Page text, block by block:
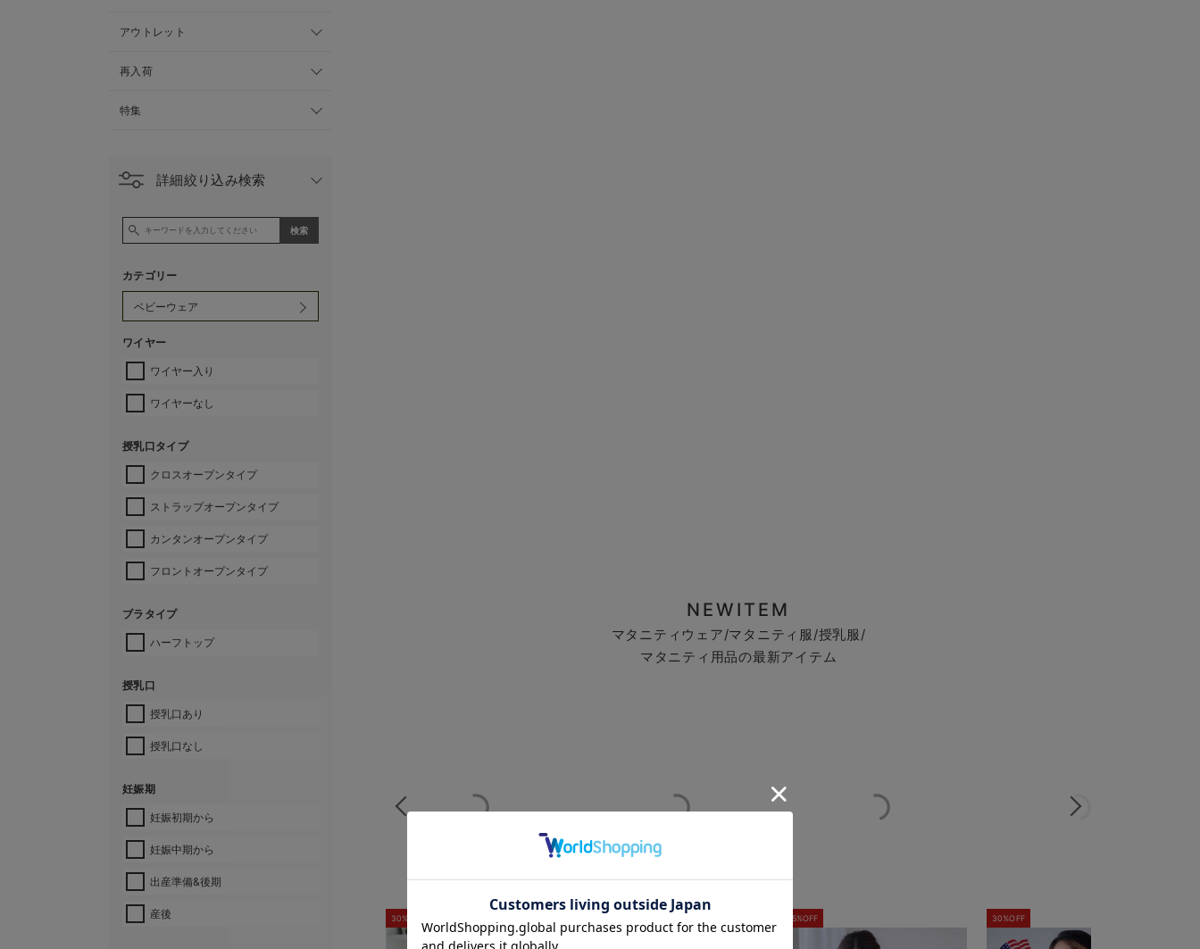
アウトレット
再入荷
特集
詳細絞り込み検索
カテゴリー
ワイヤー
ワイヤー入り
ワイヤーなし
授乳口タイプ
クロスオープンタイプ
ストラップオープンタイプ
カンタンオープンタイプ
フロントオープンタイプ
ブラタイプ
ハーフトップ
授乳口
授乳口あり
授乳口なし
妊娠期
妊娠初期から
妊娠中期から
出産準備&後期
産後
NEWITEM
マタニティウェア/マタニティ服/授乳服/
マタニティ用品の最新アイテム
30%OFF 5%OFF 30%OFF
お気に入り商品を確認する